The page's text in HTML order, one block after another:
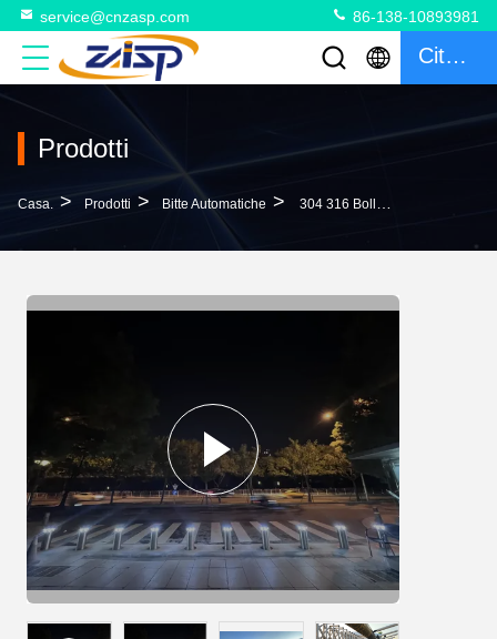
service@cnzasp.com 86-138-10893981
Citazione
Prodotti
Casa. > Prodotti > Bitte Automatiche > 304 316 Bollardi Automatici In Acciaio Inossidabile IP68 Con Altezza 600-1000 Mm Per La Sicurezza Stradale